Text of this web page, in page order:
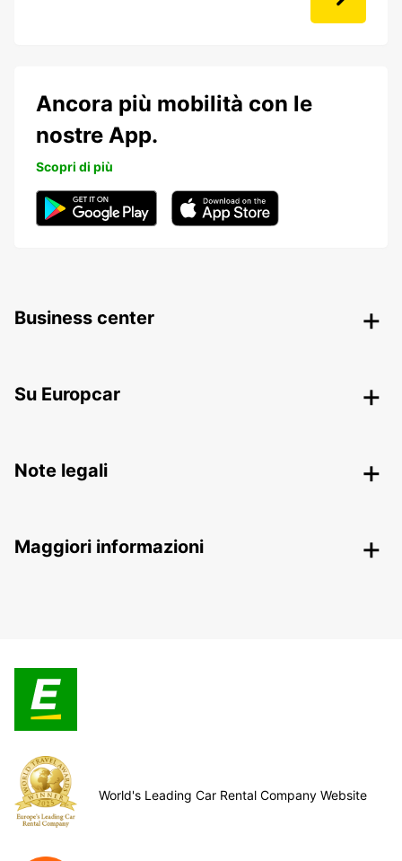
Ancora più mobilità con le
nostre App.
Scopri di più
Business center
Su Europcar
Note legali
Maggiori informazioni
World's Leading Car Rental Company Website